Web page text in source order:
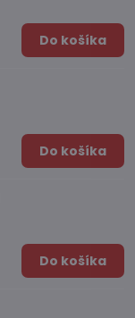
Do košíka
Do košíka
Do košíka